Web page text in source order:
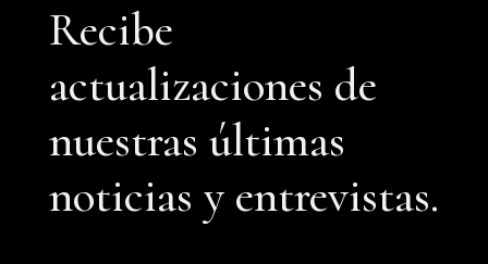
Recibe
actualizaciones de
nuestras últimas
noticias y entrevistas.